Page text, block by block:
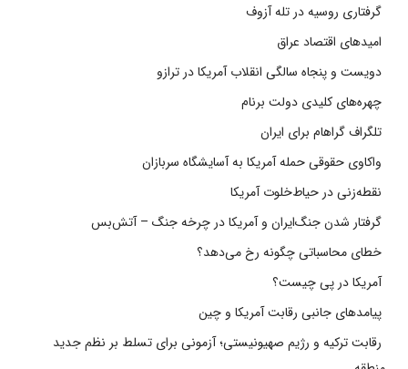
گرفتاری روسیه در تله آزوف
امیدهای اقتصاد عراق
دویست و پنجاه سالگی انقلاب آمریکا در ترازو
چهره‌های کلیدی دولت برنام
تلگراف گراهام برای ایران
واکاوی حقوقی حمله آمریکا به آسایشگاه سربازان
نقطه‌زنی در حیاط‌خلوت آمریکا
گرفتار شدن جنگ‌ایران و آمریکا در چرخه جنگ – آتش‌بس
خطای محاسباتی چگونه رخ می‌دهد؟
آمریکا در پی چیست؟
پیامدهای جانبی رقابت آمریکا و چین
رقابت ترکیه و رژیم صهیونیستی؛ آزمونی برای تسلط بر نظم جدید